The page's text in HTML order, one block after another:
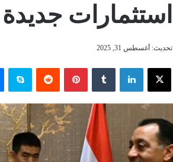
جديدة
أغسطس 31, 2025
فيسبوك ‫X لينكدإن بينتيريست سكايب